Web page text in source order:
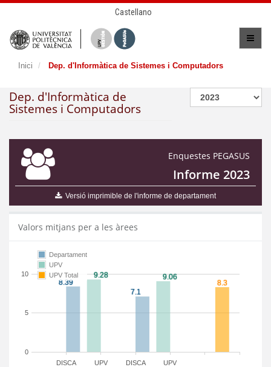
Castellano
Inici Dep. d'Informàtica de Sistemes i Computadors
Dep. d'Informàtica de
Sistemes i Computadors
Enquestes PEGASUS
Informe 2023
Versió imprimible de l'informe de departament
Valors mitjans per a les àrees
DISCA DISCA
UPV UPV
0
5
10
Departament
UPV
UPV Total